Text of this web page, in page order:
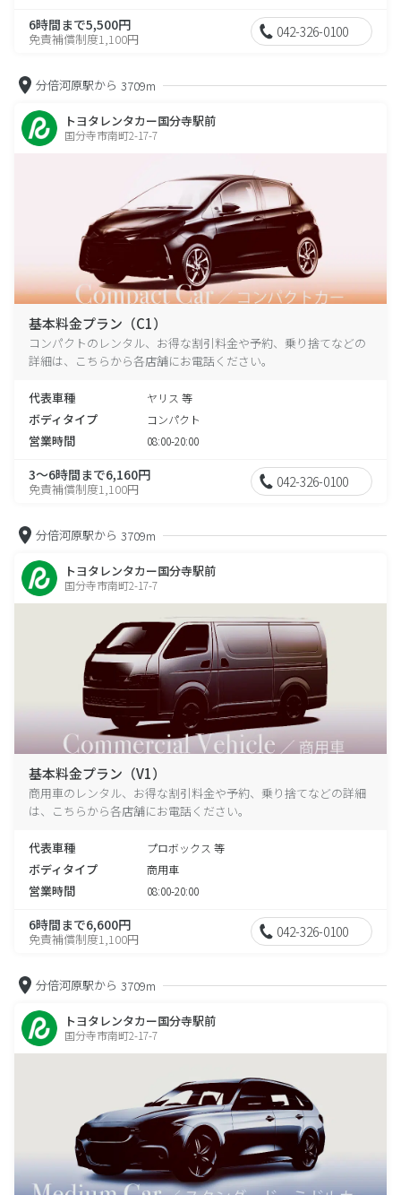
6時間まで5,500円
免責補償制度1,100円 042-326-0100
分倍河原駅から 3709m
トヨタレンタカー国分寺駅前
国分寺市南町2-17-7
基本料金プラン（C1）
コンパクトのレンタル、お得な割引料金や予約、乗り捨てなどの
詳細は、こちらから各店舗にお電話ください。
代表車種 ヤリス 等
ボディタイプ コンパクト
営業時間 08:00-20:00
3～6時間まで6,160円
免責補償制度1,100円 042-326-0100
分倍河原駅から 3709m
トヨタレンタカー国分寺駅前
国分寺市南町2-17-7
基本料金プラン（V1）
商用車のレンタル、お得な割引料金や予約、乗り捨てなどの詳細
は、こちらから各店舗にお電話ください。
代表車種 プロボックス 等
ボディタイプ 商用車
営業時間 08:00-20:00
6時間まで6,600円
免責補償制度1,100円 042-326-0100
分倍河原駅から 3709m
トヨタレンタカー国分寺駅前
国分寺市南町2-17-7